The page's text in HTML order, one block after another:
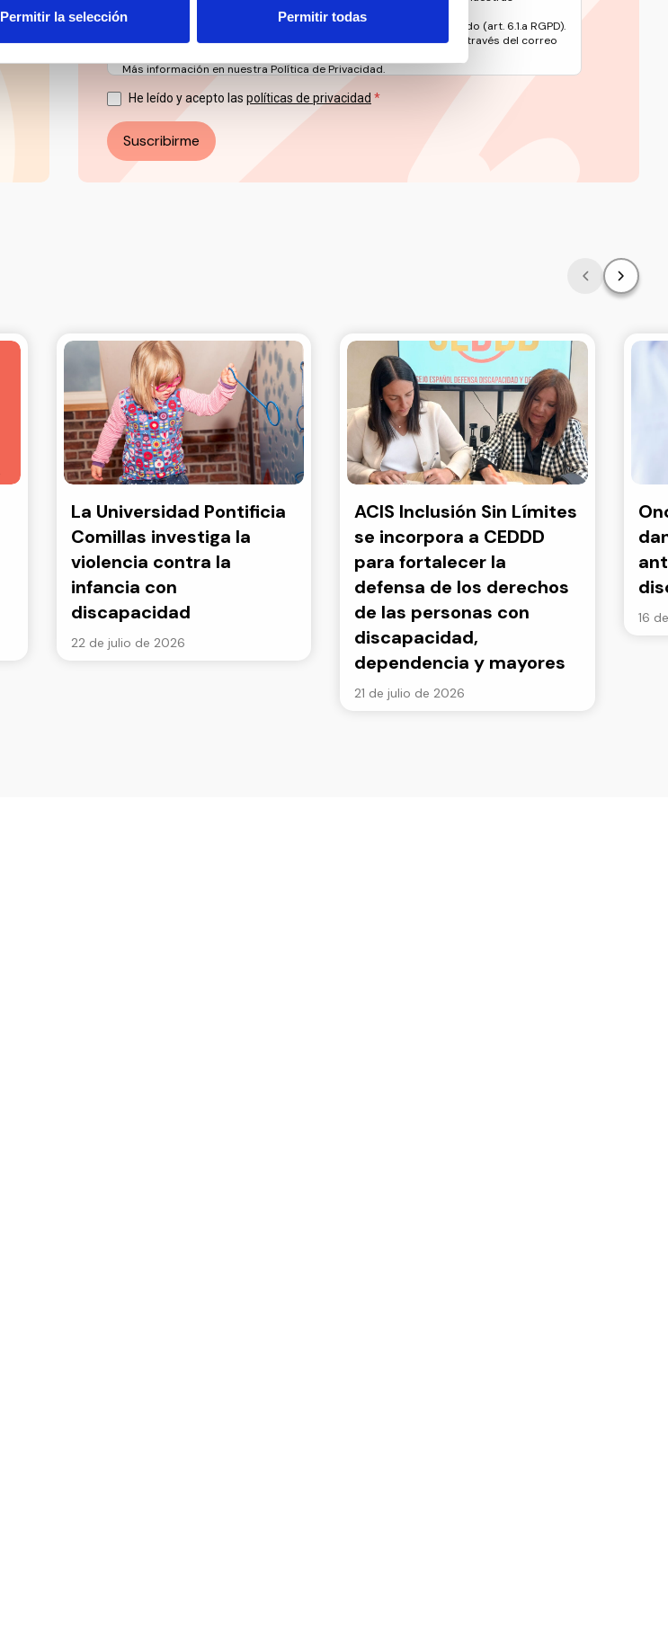
Permitir la selección Permitir todas
actividades y servicios.
La base jurídica del tratamiento es el consentimiento del interesado (art. 6.1.a RGPD).
Puede ejercer sus derechos en materia de protección de datos a través del correo
Más información en nuestra Política de Privacidad.
He leído y acepto las políticas de privacidad
Suscribirme
La Universidad Pontificia
Comillas investiga la
violencia contra la
infancia con
discapacidad
22 de julio de 2026
ACIS Inclusión Sin Límites
se incorpora a CEDDD
para fortalecer la
defensa de los derechos
de las personas con
discapacidad,
dependencia y mayores
21 de julio de 2026
16